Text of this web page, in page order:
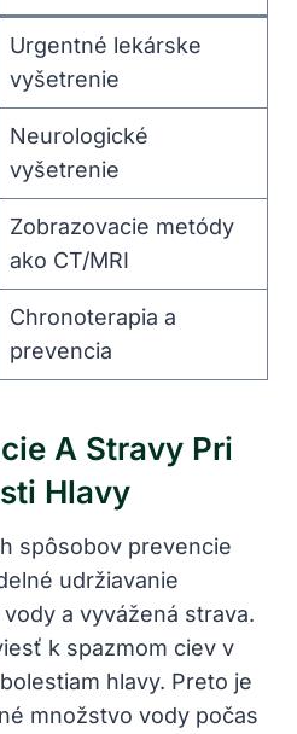
Urgentné lekárske
vyšetrenie
Neurologické
vyšetrenie
Zobrazovacie metódy
ako CT/MRI
Chronoterapia a
prevencia
A Stravy Pri
Hlavy
spôsobov prevencie
udržiavanie
a vyvážená strava.
k spazmom ciev v
hlavy. Preto je
množstvo vody počas